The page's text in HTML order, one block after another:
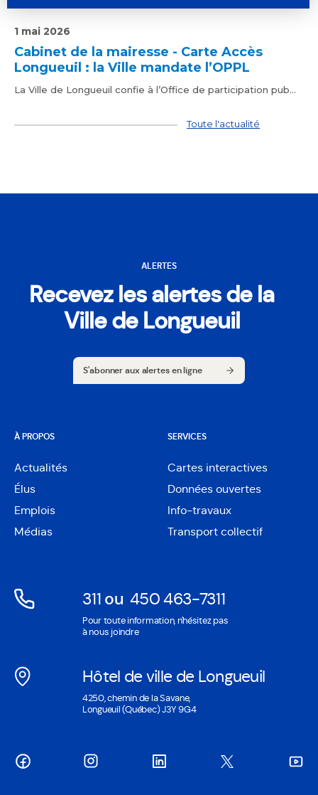
Cabinet de la mairesse - Carte Accès
Longueuil : la Ville mandate l’OPPL
1 mai 2026
La Ville de Longueuil confie à l’Office de participation pub...
Toute l'actualité
ALERTES
Recevez les alertes de la
Ville de Longueuil
S'abonner aux alertes en ligne
À PROPOS
Actualités
Élus
Emplois
Médias
SERVICES
Cartes interactives
Ouvre
dans
une
nouvelle
Données ouvertes
Ouvre
dans
une
Info-travaux
Transport collectif
311Ouvre
dans
une
fenêtre
ou 450 463-7311
Ouvre
dans
fenêtre
Pour toute information, n'hésitez pas
à nous joindre
Hôtel de ville de Longueuil
Ouvre
dans
une
4250, chemin de la Savane,
Longueuil (Québec) J3Y 9G4